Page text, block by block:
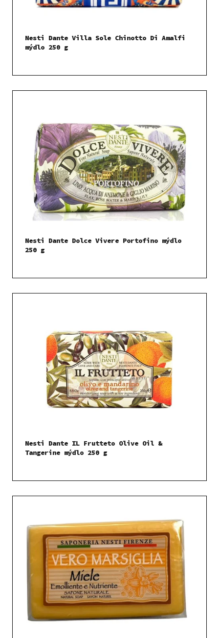
Nesti Dante Villa Sole Chinotto Di Amalfi
mýdlo 250 g
Nesti Dante Dolce Vivere Portofino mýdlo
250 g
Nesti Dante IL Frutteto Olive Oil &
Tangerine mýdlo 250 g